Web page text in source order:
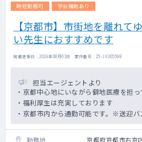
時短勤務可
学会補助あり
【京都市】市街地を離れて
い先生におすすめです
掲載更新日 : 2026年08月03日 案件番号 : 25-JX305598
担当エージェントより
・京都中心地にいながら僻地医療を担っ
・福利厚生は充実しております
・京都市内から通勤可能です。※送迎バ
勤務地 京都府京都市右京